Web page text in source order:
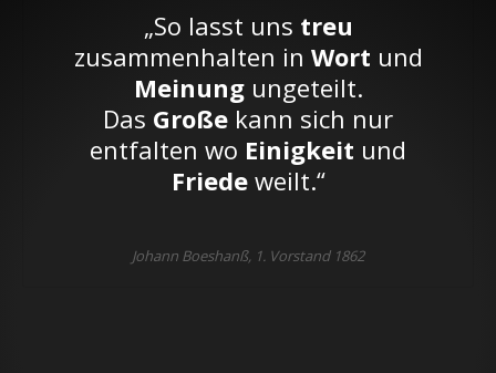
„So lasst uns treu
zusammenhalten in Wort und
Meinungungeteilt.
Das Große kann sich nur
entfalten wo Einigkeit und
Friedeweilt.“
Johann Boeshanß, 1. Vorstand 1862